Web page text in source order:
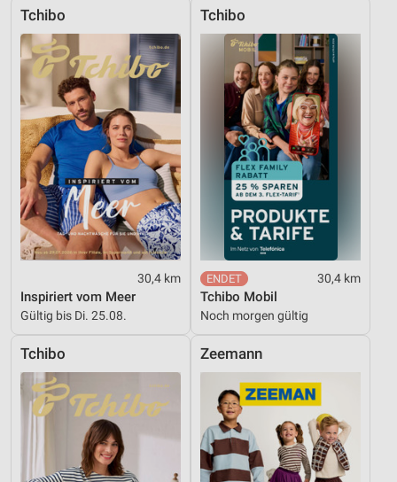
Tchibo
30,4 km
Inspiriert vom Meer
Gültig bis Di. 25.08.
Tchibo
30,4 km
Tchibo Mobil
Noch morgen gültig
Tchibo Zeemann